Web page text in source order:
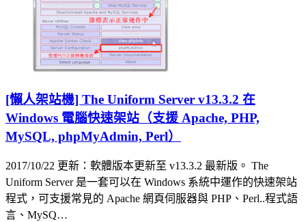
[懶人架站機] The Uniform Server v13.3.2 在
Windows 電腦快速架站（支援 Apache, PHP,
MySQL, phpMyAdmin, Perl）
2017/10/22 更新：軟體版本更新至 v13.3.2 最新版。 The
Uniform Server 是一套可以在 Windows 系統中運作的快速架站
程式，可支援常見的 Apache 網頁伺服器與 PHP、Perl..程式語
言、MySQ…